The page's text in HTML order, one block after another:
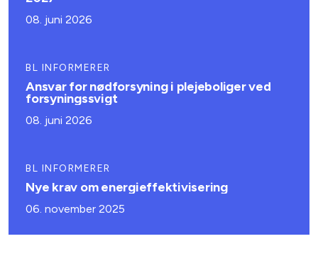
08. juni 2026
BL INFORMERER
Ansvar for nødforsyning i plejeboliger ved
forsyningssvigt
08. juni 2026
BL INFORMERER
Nye krav om energieffektivisering
06. november 2025